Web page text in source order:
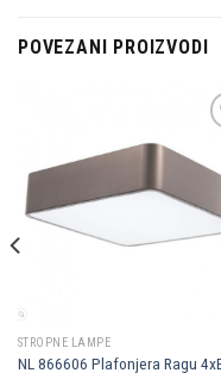
POVEZANI PROIZVODI
STROPNE LAMPE
NL 866606 Plafonjera Ragu